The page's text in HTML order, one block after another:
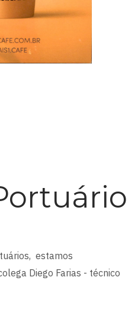
estamos
Diego Farias - técnico